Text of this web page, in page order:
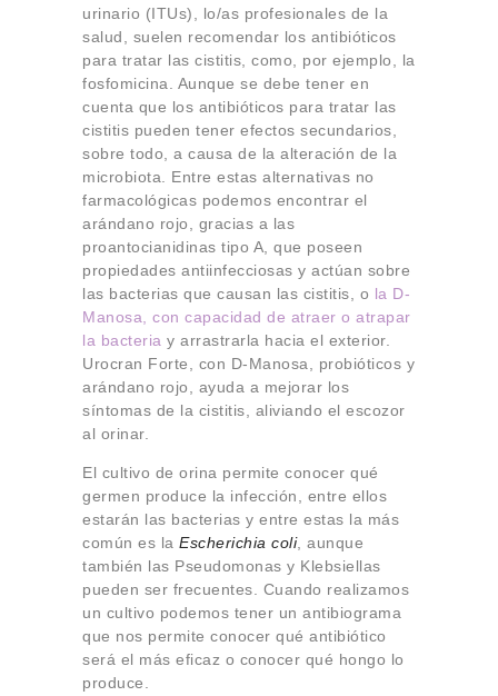
urinario (ITUs), lo/as profesionales de la
salud, suelen recomendar los antibióticos
para tratar las cistitis, como, por ejemplo, la
fosfomicina. Aunque se debe tener en
cuenta que los antibióticos para tratar las
cistitis pueden tener efectos secundarios,
sobre todo, a causa de la alteración de la
microbiota. Entre estas alternativas no
farmacológicas podemos encontrar el
arándano rojo, gracias a las
proantocianidinas tipo A, que poseen
propiedades antiinfecciosas y actúan sobre
las bacterias que causan las cistitis, o la D-
Manosa, con capacidad de atraer o atrapar
la bacteria y arrastrarla hacia el exterior.
Urocran Forte, con D-Manosa, probióticos y
arándano rojo, ayuda a mejorar los
síntomas de la cistitis, aliviando el escozor
al orinar.
El cultivo de orina permite conocer qué
germen produce la infección, entre ellos
estarán las bacterias y entre estas la más
común es la Escherichia coli, aunque
también las Pseudomonas y Klebsiellas
pueden ser frecuentes. Cuando realizamos
un cultivo podemos tener un antibiograma
que nos permite conocer qué antibiótico
será el más eficaz o conocer qué hongo lo
produce.